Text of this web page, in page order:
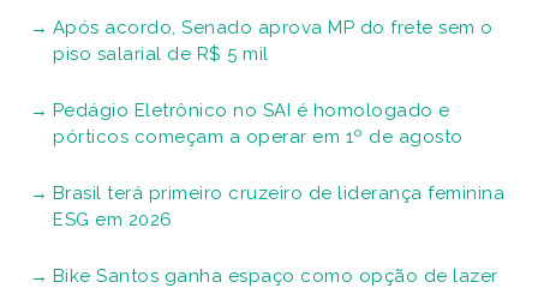
Após acordo, Senado aprova MP do frete sem o
piso salarial de R$ 5 mil
Pedágio Eletrônico no SAI é homologado e
pórticos começam a operar em 1º de agosto
Brasil terá primeiro cruzeiro de liderança feminina
ESG em 2026
Bike Santos ganha espaço como opção de lazer